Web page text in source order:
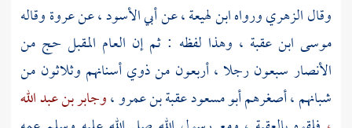
وقالالزهريورواهابن لهيعة ،عنأبي الأسود ،عنعروةوقاله
موسى ابن عقبة ، وهذا لفظه : ثم إن العام المقبل حج من
الأنصار سبعون رجلا ، أربعون من ذوي أسنانهم وثلاثون من
شبانهم ، أصغرهمأبو مسعود عقبة بن عمرو ،وجابر بن عبد الله